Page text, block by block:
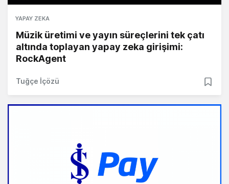
YAPAY ZEKA
Müzik üretimi ve yayın süreçlerini tek çatı
altında toplayan yapay zeka girişimi:
RockAgent
Tuğçe İçözü